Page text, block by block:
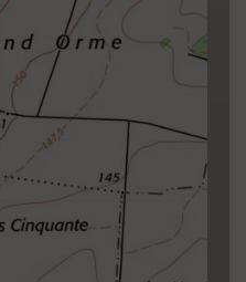
en cliquant sur le
cartouche.
à partir du niveau de